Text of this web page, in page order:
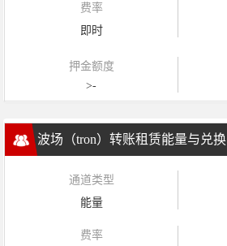
费率
即时
押金额度
>-
波场（tron）转账租赁能量与兑换
通道类型
能量
费率